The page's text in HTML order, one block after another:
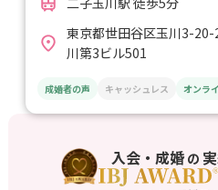
東京都世田谷区玉川3-20-
川第3ビル501
成婚者の声 キャッシュレス オンラ
入会・成婚の